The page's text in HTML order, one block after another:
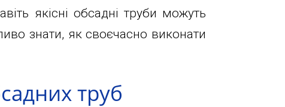
якісні обсадні труби можуть
знати, як своєчасно виконати
труб